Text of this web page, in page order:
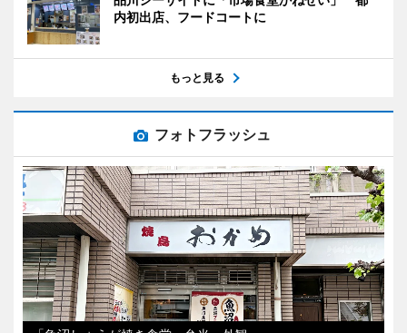
内初出店、フードコートに
もっと見る
フォトフラッシュ